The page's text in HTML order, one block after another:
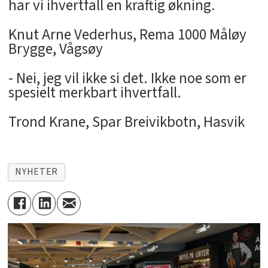
har vi ihvertfall en kraftig økning.
Knut Arne Vederhus, Rema 1000 Måløy
Brygge, Vågsøy
- Nei, jeg vil ikke si det. Ikke noe som er
spesielt merkbart ihvertfall.
Trond Krane, Spar Breivikbotn, Hasvik
NYHETER